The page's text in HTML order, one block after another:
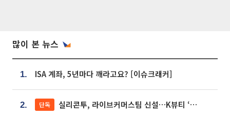
많이 본 뉴스
1. ISA 계좌, 5년마다 깨라고요? [이슈크래커]
2. 단독 실리콘투, 라이브커머스팀 신설…K뷰티 ‘글로벌 판매망’ 확대[K뷰티 라방戰]